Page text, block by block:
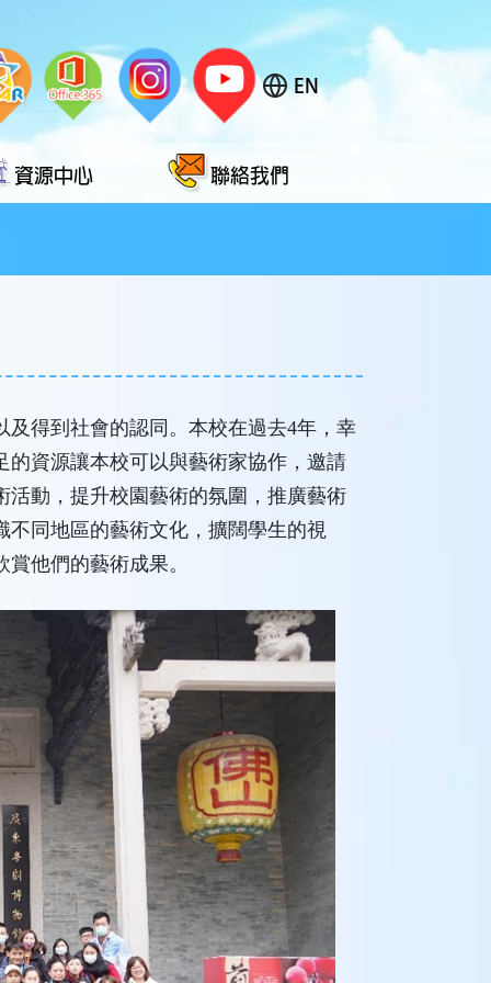
EN
資源中心 聯絡我們
得到社會的認同。本校在過去4年，幸
資源讓本校可以與藝術家協作，邀請
動，提升校園藝術的氛圍，推廣藝術
同地區的藝術文化，擴闊學生的視
他們的藝術成果。